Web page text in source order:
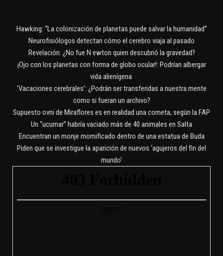
Hawking: “La colonización de planetas puede salvar la humanidad”
Neurofisiólogos detectan cómo el cerebro viaja al pasado
Revelación: ¿No fue N ewton quien descubrió la gravedad?
¡Ojo con los planetas con forma de globo ocular!: Podrían albergar
vida alienígena
‘Vacaciones cerebrales’: ¿Podrán ser transferidas a nuestra mente
como si fueran un archivo?
Supuesto ovni de Miraflores es en realidad una cometa, según la FAP
Un “ucumar” habría vaciado más de 40 animales en Salta
Encuentran un monje momificado dentro de una estatua de Buda
Piden que se investigue la aparición de nuevos ‘agujeros del fin del
mundo’